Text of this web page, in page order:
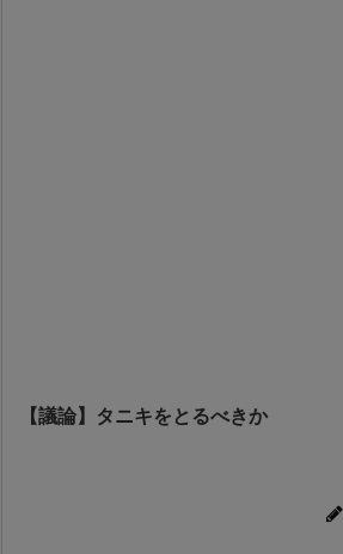
【議論】タニキをとるべきか